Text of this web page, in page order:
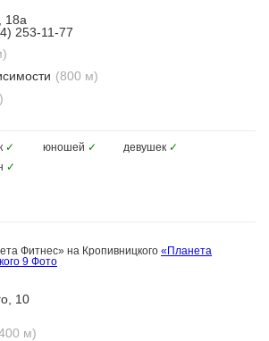
18а
253-11-77
(800 м)
✓ юношей ✓ девушек ✓
✓
Фитнес» на Кропивницкого «Планета
9 Фото
10
м)